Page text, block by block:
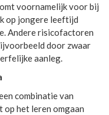
voornamelijk voor bij
op jongere leeftijd
Andere risicofactoren
door zwaar
aanleg.
combinatie van
het leren omgaan